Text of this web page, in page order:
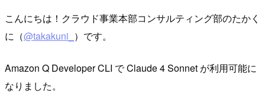
こんにちは！クラウド事業本部コンサルティング部のたかく
に（@takakuni_ ）です。
Amazon Q Developer CLI で Claude 4 Sonnet が利用可能に
なりました。